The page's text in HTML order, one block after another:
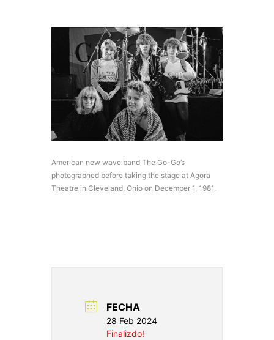
American new wave band The Go-Go’s
photographed before taking the stage at Agora
Theatre in Cleveland, Ohio on December 1, 1981.
FECHA
28 Feb 2024
Finalizdo!